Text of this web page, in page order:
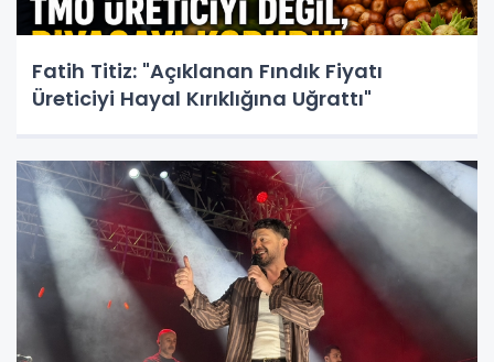
Fatih Titiz: "Açıklanan Fındık Fiyatı
Üreticiyi Hayal Kırıklığına Uğrattı"